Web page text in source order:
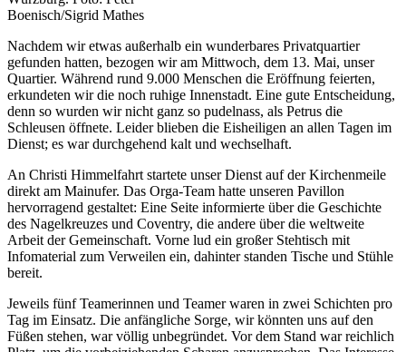
Boenisch/Sigrid Mathes
Nachdem wir etwas außerhalb ein wunderbares Privatquartier
gefunden hatten, bezogen wir am Mittwoch, dem 13. Mai, unser
Quartier. Während rund 9.000 Menschen die Eröffnung feierten,
erkundeten wir die noch ruhige Innenstadt. Eine gute Entscheidung,
denn so wurden wir nicht ganz so pudelnass, als Petrus die
Schleusen öffnete. Leider blieben die Eisheiligen an allen Tagen im
Dienst; es war durchgehend kalt und wechselhaft.
An Christi Himmelfahrt startete unser Dienst auf der Kirchenmeile
direkt am Mainufer. Das Orga-Team hatte unseren Pavillon
hervorragend gestaltet: Eine Seite informierte über die Geschichte
des Nagelkreuzes und Coventry, die andere über die weltweite
Arbeit der Gemeinschaft. Vorne lud ein großer Stehtisch mit
Infomaterial zum Verweilen ein, dahinter standen Tische und Stühle
bereit.
Jeweils fünf Teamerinnen und Teamer waren in zwei Schichten pro
Tag im Einsatz. Die anfängliche Sorge, wir könnten uns auf den
Füßen stehen, war völlig unbegründet. Vor dem Stand war reichlich